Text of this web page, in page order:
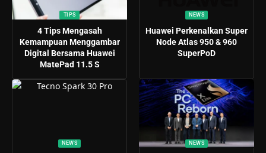
TIPS
4 Tips Mengasah
Kemampuan Menggambar
Digital Bersama Huawei
MatePad 11.5 S
NEWS
Huawei Perkenalkan Super
Node Atlas 950 & 960
SuperPoD
NEWS NEWS